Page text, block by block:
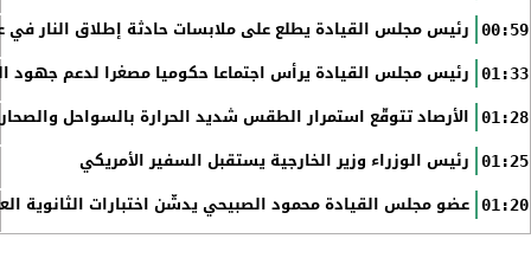
00:59 رئيس مجلس القيادة يطلع على ملابسات حادثة إطلاق النار في
01:33 رئيس مجلس القيادة يرأس اجتماعا حكوميا مصغرا لدعم جهود
01:28 الأرصاد تتوقّع استمرار الطقس شديد الحرارة بالسواحل
01:25 رئيس الوزراء وزير الخارجية يستقبل السفير الأمريكي
01:20 عضو مجلس القيادة محمود الصبيحي يدشّن اختبارات الثانوية